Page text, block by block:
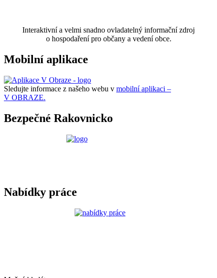
Interaktivní a velmi snadno ovladatelný informační zdroj
o hospodaření pro občany a vedení obce.
Mobilní aplikace
Sledujte informace z našeho webu v mobilní aplikaci –
V OBRAZE.
Bezpečné Rakovnicko
Nabídky práce